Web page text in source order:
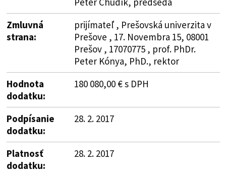
Zmluvná
strana:
prijímateľ , Prešovská univerzita v
Prešove , 17. Novembra 15, 08001
Prešov , 17070775 , prof. PhDr.
Peter Kónya, PhD., rektor
Hodnota
dodatku:
180 080,00 € s DPH
Podpísanie
dodatku:
28. 2. 2017
Platnosť
dodatku:
28. 2. 2017